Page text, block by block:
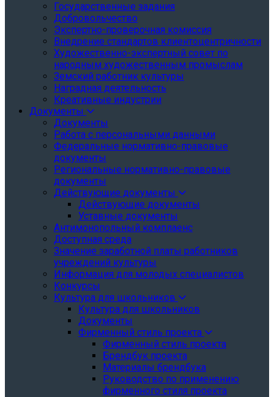
Государственные задания
Добровольчество
Экспертно-проверочная комиссия
Внедрение стандартов клиентоцентричности
Художественно-экспертный совет по
народным художественным промыслам
Земский работник культуры
Наградная деятельность
Креативные индустрии
Документы
Документы
Работа с персональными данными
Федеральные нормативно-правовые
документы
Региональные нормативно-правовые
документы
Действующие документы
Действующие документы
Уставные документы
Антимонопольный комплаенс
Доступная среда
Значение заработной платы работников
учреждений культуры
Информация для молодых специалистов
Конкурсы
Культура для школьников
Культура для школьников
Документы
Фирменный стиль проекта
Фирменный стиль проекта
Брендбук проекта
Материалы брендбука
Руководство по применению
фирменного стиля проекта